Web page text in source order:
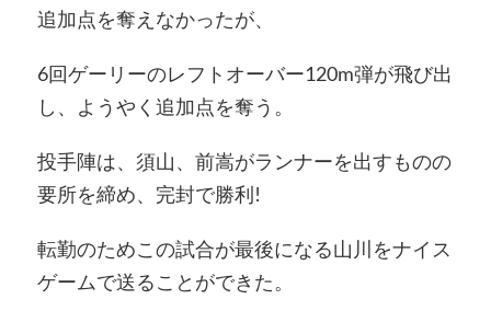
追加点を奪えなかったが、
6回ゲーリーのレフトオーバー120m弾が飛び出
し、ようやく追加点を奪う。
投手陣は、須山、前嵩がランナーを出すものの
要所を締め、完封で勝利!
転勤のためこの試合が最後になる山川をナイス
ゲームで送ることができた。